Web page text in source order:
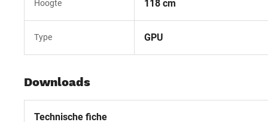
Hoogte 118 cm
Type GPU
Downloads
Technische fiche